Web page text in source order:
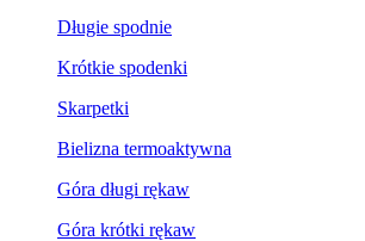
Długie spodnie
Krótkie spodenki
Skarpetki
Bielizna termoaktywna
Góra długi rękaw
Góra krótki rękaw